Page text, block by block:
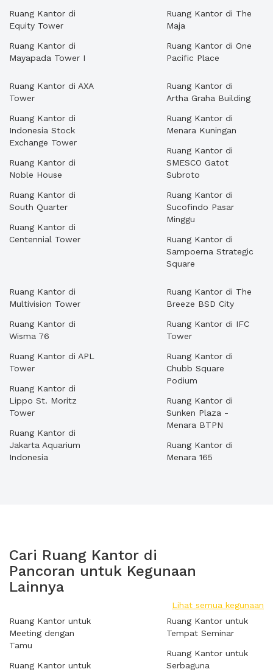
Ruang Kantor di
Equity Tower
Ruang Kantor di
Mayapada Tower I
Ruang Kantor di The
Maja
Ruang Kantor di One
Pacific Place
Ruang Kantor di AXA
Tower
Ruang Kantor di
Indonesia Stock
Exchange Tower
Ruang Kantor di
Noble House
Ruang Kantor di
South Quarter
Ruang Kantor di
Centennial Tower
Ruang Kantor di
Artha Graha Building
Ruang Kantor di
Menara Kuningan
Ruang Kantor di
SMESCO Gatot
Subroto
Ruang Kantor di
Sucofindo Pasar
Minggu
Ruang Kantor di
Sampoerna Strategic
Square
Ruang Kantor di
Multivision Tower
Ruang Kantor di
Wisma 76
Ruang Kantor di APL
Tower
Ruang Kantor di
Lippo St. Moritz
Tower
Ruang Kantor di
Jakarta Aquarium
Indonesia
Ruang Kantor di The
Breeze BSD City
Ruang Kantor di IFC
Tower
Ruang Kantor di
Chubb Square
Podium
Ruang Kantor di
Sunken Plaza -
Menara BTPN
Ruang Kantor di
Menara 165
Cari Ruang Kantor di
Pancoran untuk Kegunaan
Lainnya
Lihat semua kegunaan
Ruang Kantor untuk
Meeting dengan
Tamu
Ruang Kantor untuk
Ruang Kantor untuk
Tempat Seminar
Ruang Kantor untuk
Serbaguna